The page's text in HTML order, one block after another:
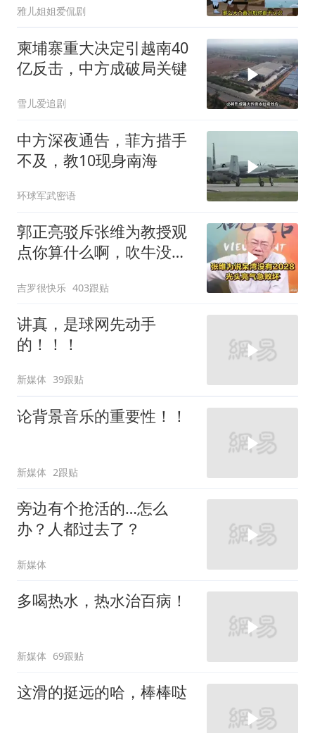
雅儿姐姐爱侃剧
柬埔寨重大决定引越南40
亿反击，中方成破局关键
雪儿爱追剧
中方深夜通告，菲方措手
不及，教10现身南海
环球军武密语
郭正亮驳斥张维为教授观
点你算什么啊，吹牛没
吉罗很快乐 403跟贴
讲真，是球网先动手
的！！！
新媒体 39跟贴
论背景音乐的重要性！！
新媒体 2跟贴
旁边有个抢活的…怎么
办？人都过去了？
新媒体
多喝热水，热水治百病！
新媒体 69跟贴
这滑的挺远的哈，棒棒哒